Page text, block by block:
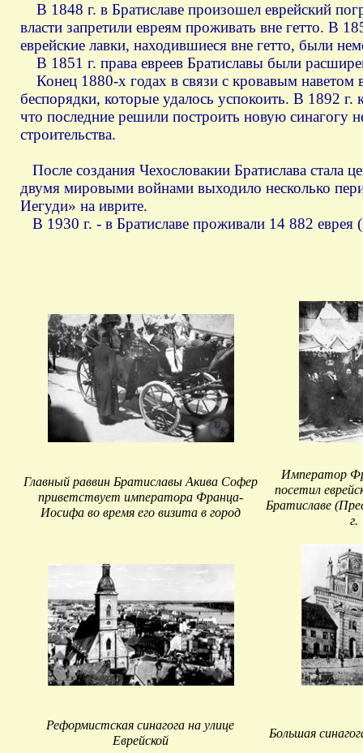
В 1848 г. в Братиславе произошел еврейский
власти запретили евреям проживать вне гетто. В
еврейские лавки, находившиеся вне гетто, были
В 1851 г. права евреев Братиславы были
Конец 1880-х годах в связи с кровавым наветом
беспорядки, которые удалось успокоить. В 1892 г.
что последние решили построить новую синагогу
строительства.
После создания Чехословакии Братислава стала
двумя мировыми войнами выходило несколько
Иегуди» на иврите.
В 1930 г. - в Братиславе проживали 14 882 еврея
Главный раввин Братиславы Акива Софер
приветствует императора Франца-
Иосифа во время его визита в город
Император
посетил
Братиславе
г.
Реформистская синагога на улице
Еврейской
Большая